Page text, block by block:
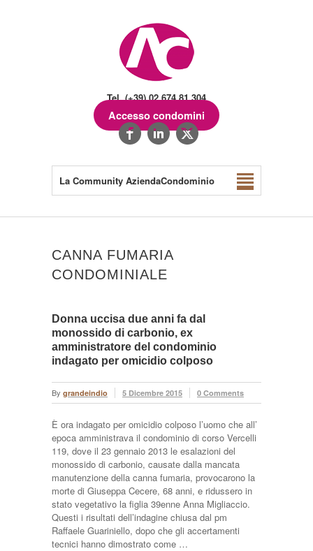
Tel. (+39) 02.674.81.304
Accesso condomini
La Community AziendaCondominio
CANNA FUMARIA
CONDOMINIALE
Donna uccisa due anni fa dal
monossido di carbonio, ex
amministratore del condominio
indagato per omicidio colposo
By grandeindio 5 Dicembre 2015 0 Comments
È ora indagato per omicidio colposo l’uomo che all’
epoca amministrava il condominio di corso Vercelli
119, dove il 23 gennaio 2013 le esalazioni del
monossido di carbonio, causate dalla mancata
manutenzione della canna fumaria, provocarono la
morte di Giuseppa Cecere, 68 anni, e ridussero in
stato vegetativo la figlia 39enne Anna Migliaccio.
Questi i risultati dell’indagine chiusa dal pm
Raffaele Guariniello, dopo che gli accertamenti
tecnici hanno dimostrato come …